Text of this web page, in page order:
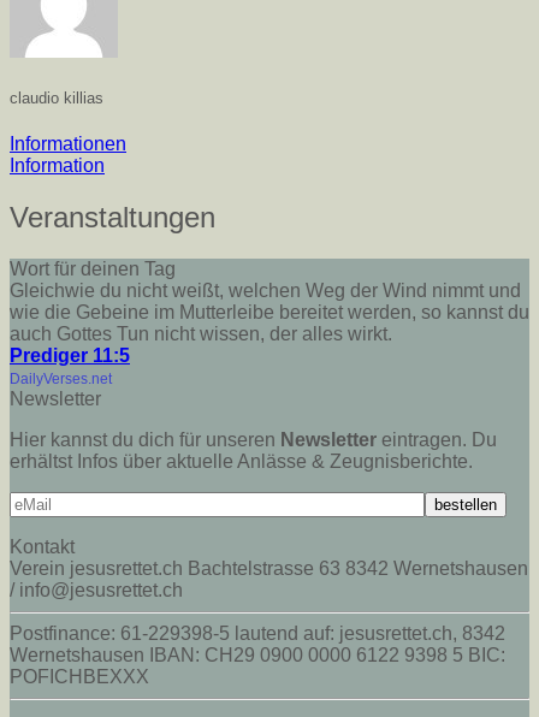
claudio killias
Informationen
Information
Veranstaltungen
Wort für deinen Tag
Gleichwie du nicht weißt, welchen Weg der Wind nimmt und
wie die Gebeine im Mutterleibe bereitet werden, so kannst du
auch Gottes Tun nicht wissen, der alles wirkt.
Prediger 11:5
DailyVerses.net
Newsletter
Hier kannst du dich für unseren Newsletter eintragen. Du
erhältst Infos über aktuelle Anlässe & Zeugnisberichte.
Kontakt
Verein jesusrettet.ch Bachtelstrasse 63 8342 Wernetshausen
/ info@jesusrettet.ch
Postfinance: 61-229398-5 lautend auf: jesusrettet.ch, 8342
Wernetshausen IBAN: CH29 0900 0000 6122 9398 5 BIC:
POFICHBEXXX